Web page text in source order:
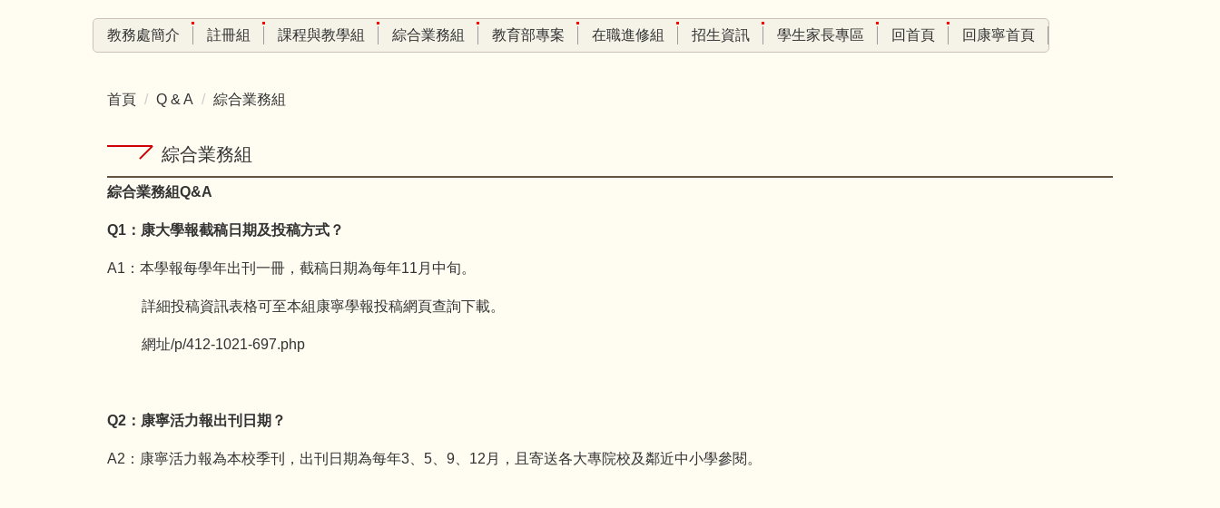
教務處簡介 註冊組 課程與教學組 綜合業務組 教育部專案 在職進修組 招生資訊 學生家長專區 回首頁 回康寧首頁
首頁 Q & A 綜合業務組
綜合業務組
綜合業務組Q&A
Q1 ：康大學報截稿日期及投稿方式？
A1：本學報每學年出刊一冊，截稿日期為每年11月中旬。
詳細投稿資訊表格可至本組康寧學報投稿網頁查詢下載。
網址/p/412-1021-697.php
Q2 ：康寧活力報出刊日期？
A2：康寧活力報為本校季刊，出刊日期為每年3、5、9、12月，且寄送各大專院校及鄰近中小學參閱。